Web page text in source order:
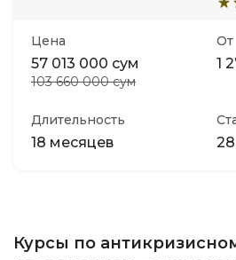
Цена
57 013 000 сум
103 660 000 сум
От
1
Длительность
18 месяцев 28
Курсы по